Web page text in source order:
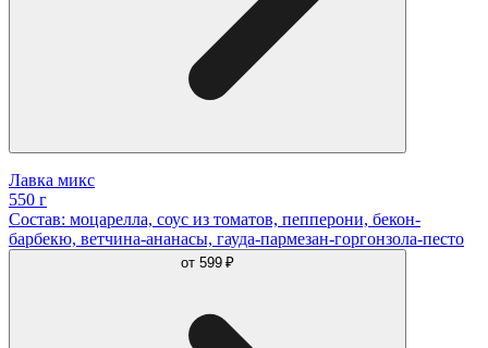
Лавка микс
550 г
Состав: моцарелла, соус из томатов, пепперони, бекон-
барбекю, ветчина-ананасы, гауда-пармезан-горгонзола-песто
от 599 ₽